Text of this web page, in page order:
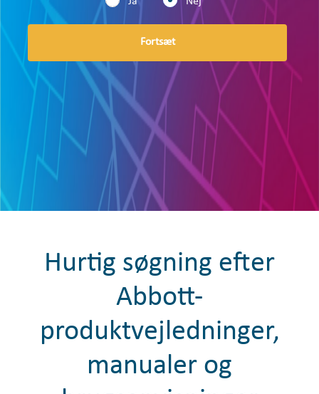
Fortsæt
Hurtig søgning efter
Abbott-
produktvejledninger,
manualer og